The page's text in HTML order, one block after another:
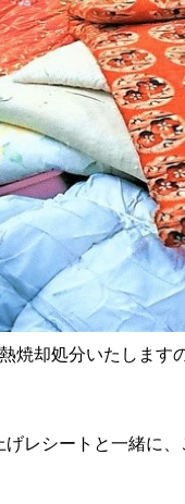
却処分いたします
レシートと一緒に